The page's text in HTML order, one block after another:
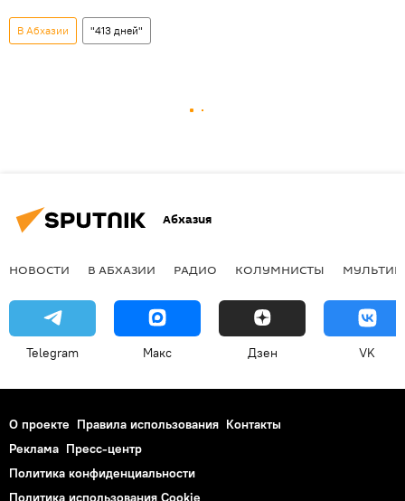
В Абхазии "413 дней"
Абхазия
НОВОСТИ В АБХАЗИИ РАДИО КОЛУМНИСТЫ
Telegram Макс Дзен VK
О проекте Правила использования Контакты
Реклама Пресс-центр
Политика конфиденциальности
Политика использования Cookie